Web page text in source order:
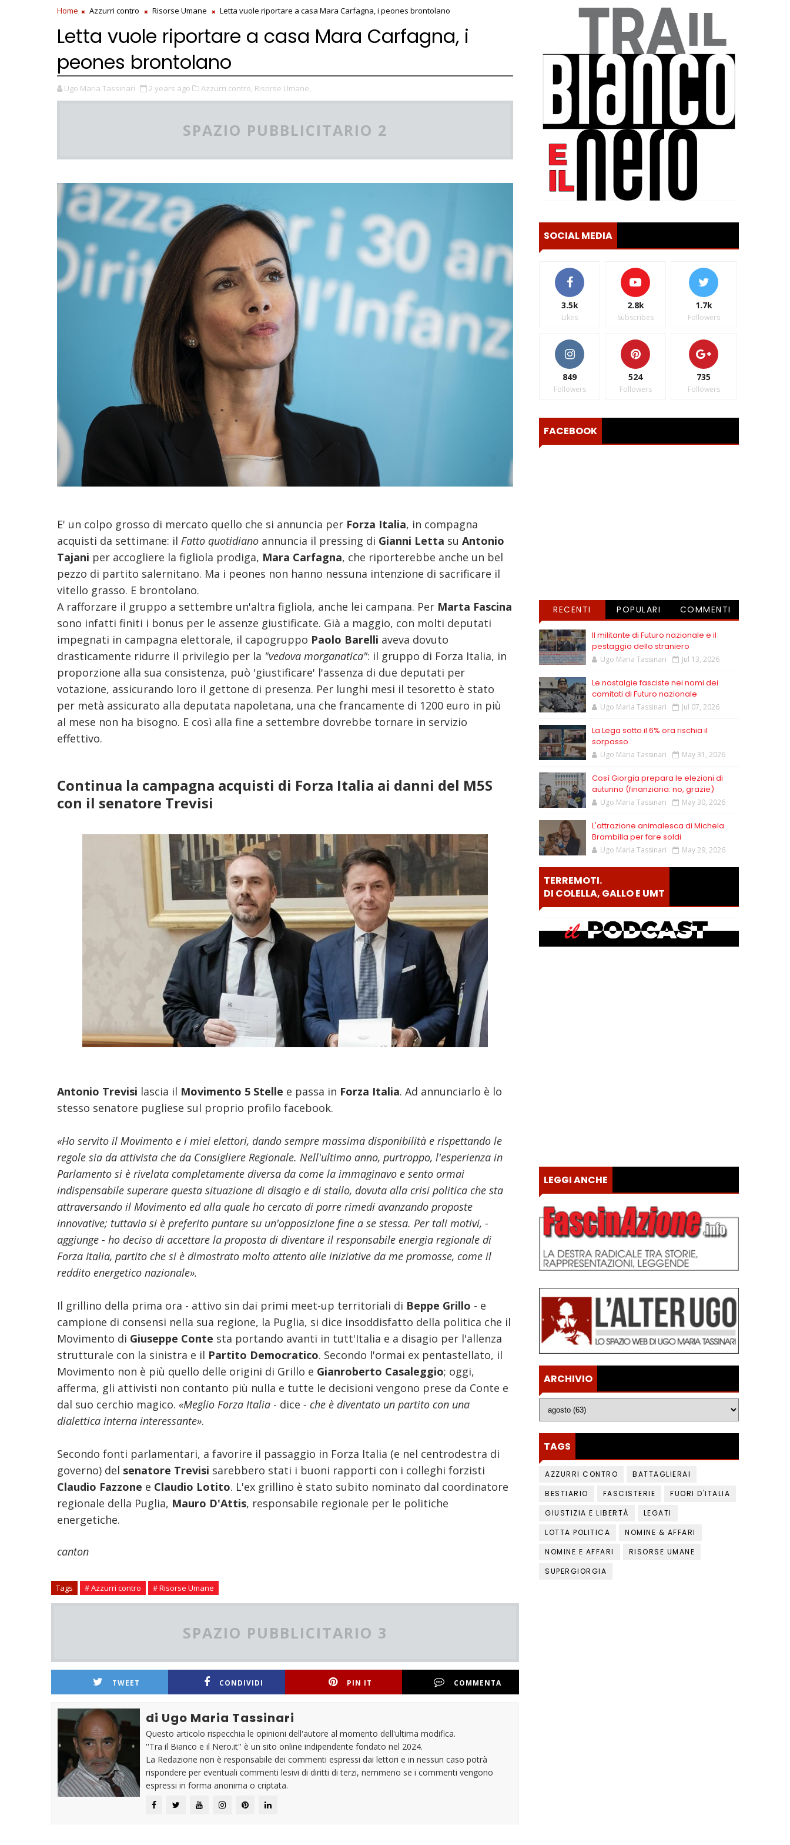
Home Azzurri contro Risorse Umane Letta vuole riportare a casa Mara Carfagna, i peones brontolano
Letta vuole riportare a casa Mara Carfagna, i
peones brontolano
Ugo Maria Tassinari 2 years ago Azzurri contro, Risorse Umane,
SPAZIO PUBBLICITARIO 2
E' un colpo grosso di mercato quello che si annuncia per Forza Italia, in compagna
acquisti da settimane: il Fatto quotidiano annuncia il pressing di Gianni Letta su Antonio
Tajani per accogliere la figliola prodiga, Mara Carfagna, che riporterebbe anche un bel
pezzo di partito salernitano. Ma i peones non hanno nessuna intenzione di sacrificare il
vitello grasso. E brontolano.
A rafforzare il gruppo a settembre un'altra figliola, anche lei campana. Per Marta Fascina
sono infatti finiti i bonus per le assenze giustificate. Già a maggio, con molti deputati
impegnati in campagna elettorale, il capogruppo Paolo Barelli aveva dovuto
drasticamente ridurre il privilegio per la "vedova morganatica": il gruppo di Forza Italia, in
proporzione alla sua consistenza, può 'giustificare' l'assenza di due deputati per
votazione, assicurando loro il gettone di presenza. Per lunghi mesi il tesoretto è stato
per metà assicurato alla deputata napoletana, una che francamente di 1200 euro in più
al mese non ha bisogno. E così alla fine a settembre dovrebbe tornare in servizio
effettivo.
Continua la campagna acquisti di Forza Italia ai danni del M5S
con il senatore Trevisi
Antonio Trevisi lascia il Movimento 5 Stelle e passa in Forza Italia. Ad annunciarlo è lo
stesso senatore pugliese sul proprio profilo facebook.
«Ho servito il Movimento e i miei elettori, dando sempre massima disponibilità e rispettando le
regole sia da attivista che da Consigliere Regionale. Nell'ultimo anno, purtroppo, l'esperienza in
Parlamento si è rivelata completamente diversa da come la immaginavo e sento ormai
indispensabile superare questa situazione di disagio e di stallo, dovuta alla crisi politica che sta
attraversando il Movimento ed alla quale ho cercato di porre rimedi avanzando proposte
innovative; tuttavia si è preferito puntare su un'opposizione fine a se stessa. Per tali motivi, -
aggiunge - ho deciso di accettare la proposta di diventare il responsabile energia regionale di
Forza Italia, partito che si è dimostrato molto attento alle iniziative da me promosse, come il
reddito energetico nazionale».
Il grillino della prima ora - attivo sin dai primi meet-up territoriali di Beppe Grillo - e
campione di consensi nella sua regione, la Puglia, si dice insoddisfatto della politica che il
Movimento di Giuseppe Conte sta portando avanti in tutt'Italia e a disagio per l'allenza
strutturale con la sinistra e il Partito Democratico. Secondo l'ormai ex pentastellato, il
Movimento non è più quello delle origini di Grillo e Gianroberto Casaleggio; oggi,
afferma, gli attivisti non contanto più nulla e tutte le decisioni vengono prese da Conte e
dal suo cerchio magico. «Meglio Forza Italia - dice - che è diventato un partito con una
dialettica interna interessante».
Secondo fonti parlamentari, a favorire il passaggio in Forza Italia (e nel centrodestra di
governo) del senatore Trevisi sarebbero stati i buoni rapporti con i colleghi forzisti
Claudio Fazzone e Claudio Lotito. L'ex grillino è stato subito nominato dal coordinatore
regionale della Puglia, Mauro D'Attis, responsabile regionale per le politiche
energetiche.
canton
Tags # Azzurri contro # Risorse Umane
SPAZIO PUBBLICITARIO 3
TWEET CONDIVIDI PIN IT COMMENTA
di Ugo Maria Tassinari
Questo articolo rispecchia le opinioni dell'autore al momento dell'ultima modifica.
''Tra il Bianco e il Nero.it'' è un sito online indipendente fondato nel 2024.
La Redazione non è responsabile dei commenti espressi dai lettori e in nessun caso potrà
rispondere per eventuali commenti lesivi di diritti di terzi, nemmeno se i commenti vengono
espressi in forma anonima o criptata.
SOCIAL MEDIA
3.5k
Likes
2.8k
Subscribes
1.7k
Followers
849
Followers
524
Followers
735
Followers
FACEBOOK
RECENTI POPULARI COMMENTI
Il militante di Futuro nazionale e il
pestaggio dello straniero
Ugo Maria Tassinari Jul 13, 2026
Le nostalgie fasciste nei nomi dei
comitati di Futuro nazionale
Ugo Maria Tassinari Jul 07, 2026
La Lega sotto il 6% ora rischia il
sorpasso
Ugo Maria Tassinari May 31, 2026
Così Giorgia prepara le elezioni di
autunno (finanziaria: no, grazie)
Ugo Maria Tassinari May 30, 2026
L'attrazione animalesca di Michela
Brambilla per fare soldi
Ugo Maria Tassinari May 29, 2026
TERREMOTI.
DI COLELLA, GALLO E UMT
LEGGI ANCHE
ARCHIVIO
TAGS
AZZURRI CONTRO
BATTAGLIERAI
BESTIARIO
FASCISTERIE
FUORI D'ITALIA
GIUSTIZIA E LIBERTÀ
LEGATI
LOTTA POLITICA
NOMINE & AFFARI
NOMINE E AFFARI
RISORSE UMANE
SUPERGIORGIA